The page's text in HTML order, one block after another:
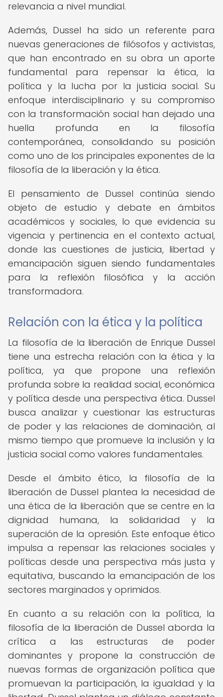
relevancia a nivel mundial.
Además, Dussel ha sido un referente para
nuevas generaciones de filósofos y activistas,
que han encontrado en su obra un aporte
fundamental para repensar la ética, la
política y la lucha por la justicia social. Su
enfoque interdisciplinario y su compromiso
con la transformación social han dejado una
huella profunda en la filosofía
contemporánea, consolidando su posición
como uno de los principales exponentes de la
filosofía de la liberación y la ética.
El pensamiento de Dussel continúa siendo
objeto de estudio y debate en ámbitos
académicos y sociales, lo que evidencia su
vigencia y pertinencia en el contexto actual,
donde las cuestiones de justicia, libertad y
emancipación siguen siendo fundamentales
para la reflexión filosófica y la acción
transformadora.
Relación con la ética y la política
La filosofía de la liberación de Enrique Dussel
tiene una estrecha relación con la ética y la
política, ya que propone una reflexión
profunda sobre la realidad social, económica
y política desde una perspectiva ética. Dussel
busca analizar y cuestionar las estructuras
de poder y las relaciones de dominación, al
mismo tiempo que promueve la inclusión y la
justicia social como valores fundamentales.
Desde el ámbito ético, la filosofía de la
liberación de Dussel plantea la necesidad de
una ética de la liberación que se centre en la
dignidad humana, la solidaridad y la
superación de la opresión. Este enfoque ético
impulsa a repensar las relaciones sociales y
políticas desde una perspectiva más justa y
equitativa, buscando la emancipación de los
sectores marginados y oprimidos.
En cuanto a su relación con la política, la
filosofía de la liberación de Dussel aborda la
crítica a las estructuras de poder
dominantes y propone la construcción de
nuevas formas de organización política que
promuevan la participación, la igualdad y la